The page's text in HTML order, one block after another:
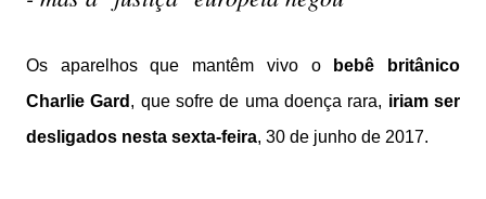
Os aparelhos que mantêm vivo o
bebê britânico
Charlie Gard , que sofre de uma doença rara, iriam ser
desligados nesta sexta-feira, 30 de junho de 2017.